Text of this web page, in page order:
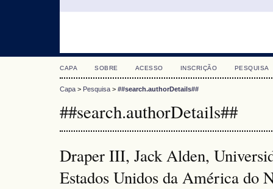
CAPA SOBRE ACESSO INSCRIÇÃO PESQUISA
Capa > Pesquisa > ##search.authorDetails##
##search.authorDetails##
Draper III, Jack Alden,
Estados Unidos da América do